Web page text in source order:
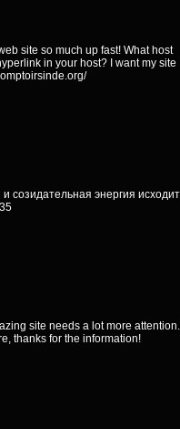
site so much up fast! What host
in your host? I want my site
созидательная энергия исходит
site needs a lot more attention.
thanks for the information!